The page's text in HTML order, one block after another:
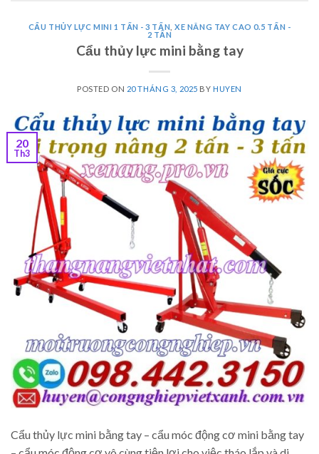
CẨU THỦY LỰC MINI 1 TẤN - 3 TẤN ,XE NÂNG TAY CAO 0.5 TẤN -
2 TẤN
Cẩu thủy lực mini bằng tay
POSTED ON 20 THÁNG 3, 2025 BY HUYEN
20
Th3
Cẩu thủy lực mini bằng tay – cẩu móc động cơ mini bằng tay